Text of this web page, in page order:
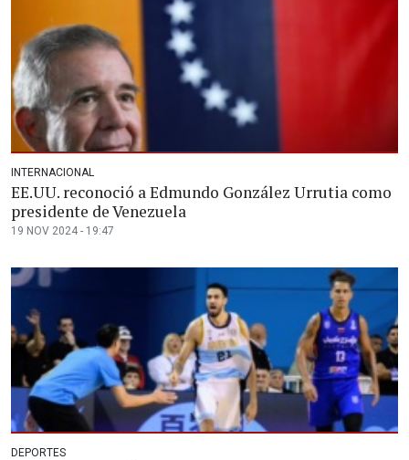
INTERNACIONAL
EE.UU. reconoció a Edmundo González Urrutia como
presidente de Venezuela
19 NOV 2024 - 19:47
DEPORTES